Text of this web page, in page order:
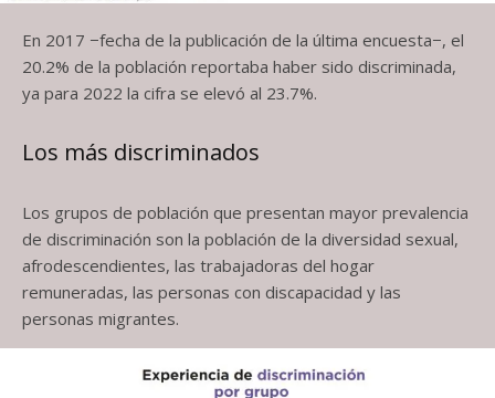
En 2017 −fecha de la publicación de la última encuesta−, el
20.2% de la población reportaba haber sido discriminada,
ya para 2022 la cifra se elevó al 23.7%.
Los más discriminados
Los grupos de población que presentan mayor prevalencia
de discriminación son la población de la diversidad sexual,
afrodescendientes, las trabajadoras del hogar
remuneradas, las personas con discapacidad y las
personas migrantes.